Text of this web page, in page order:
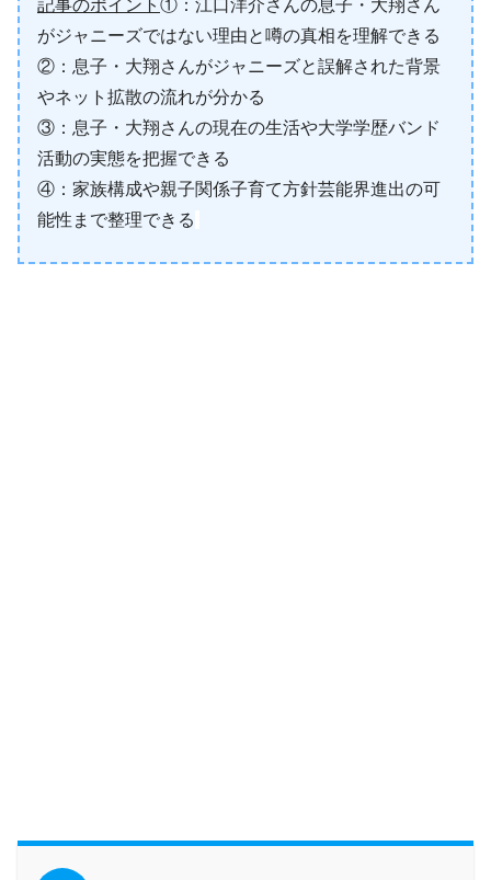
記事のポイント ①：江口洋介さんの息子・大翔さん
がジャニーズではない理由と噂の真相を理解できる
②：息子・大翔さんがジャニーズと誤解された背景
やネット拡散の流れが分かる
③：息子・大翔さんの現在の生活や大学学歴バンド
活動の実態を把握できる
④：家族構成や親子関係子育て方針芸能界進出の可
能性まで整理できる